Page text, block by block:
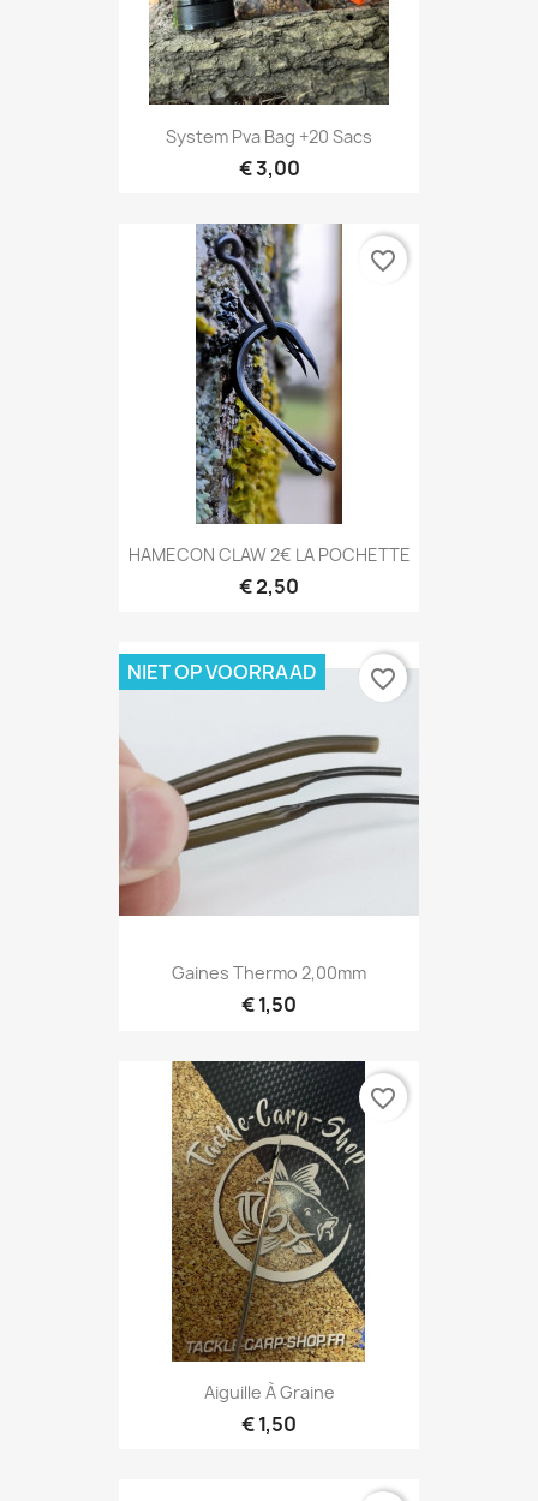
System Pva Bag +20 Sacs
€ 3,00
HAMECON CLAW 2€ LA POCHETTE
€ 2,50
favorite_border
Gaines Thermo 2,00mm
€ 1,50
NIET OP VOORRAAD favorite_border
Aiguille À Graine
€ 1,50
favorite_border